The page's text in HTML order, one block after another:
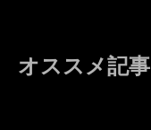
オススメ記事